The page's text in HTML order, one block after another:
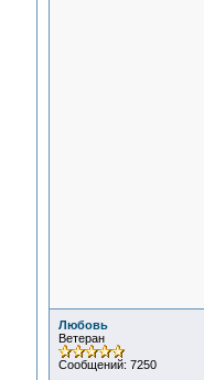
Любовь
Ветеран
Сообщений: 7250